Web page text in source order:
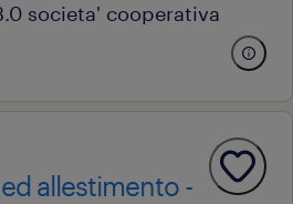
societa' cooperativa
allestimento -